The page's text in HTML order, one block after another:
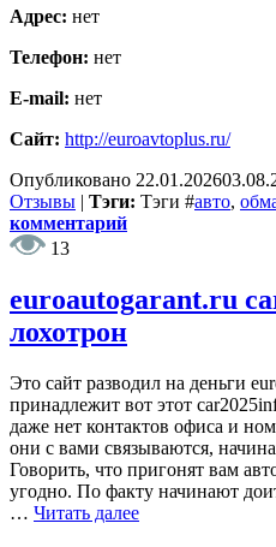
Адрес: нет
Телефон: нет
E-mail: нет
Сайт: http://euroavtoplus.ru/
Опубликовано 22.01.2026
Отзывы | Тэги: Тэги #авто,
комментарий
13
euroautogarant.ru
лохотрон
Это сайт разводил на деньги
принадлежит вот этот
даже нет контактов офиса и
они с вами связываются,
Говорить, что пригонят вам
угодно. По факту начинают
… Читать далее